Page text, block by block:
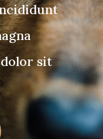
sit